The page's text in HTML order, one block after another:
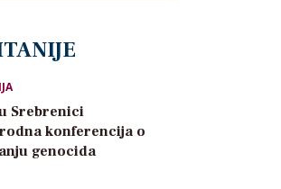
Srebrenici
konferencija o
genocida